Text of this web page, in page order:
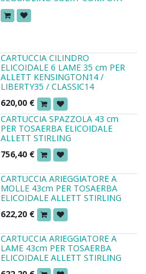
CARTUCCIA CILINDRO
ELICOIDALE 6 LAME 35 cm PER
ALLETT KENSINGTON14 /
LIBERTY35 / CLASSIC14
620,00 €
CARTUCCIA SPAZZOLA 43 cm
PER TOSAERBA ELICOIDALE
ALLETT STIRLING
756,40 €
CARTUCCIA ARIEGGIATORE A
MOLLE 43cm PER TOSAERBA
ELICOIDALE ALLETT STIRLING
622,20 €
CARTUCCIA ARIEGGIATORE A
LAME 43cm PER TOSAERBA
ELICOIDALE ALLETT STIRLING